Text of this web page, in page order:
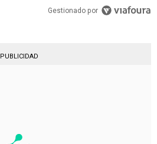
Gestionado por
PUBLICIDAD